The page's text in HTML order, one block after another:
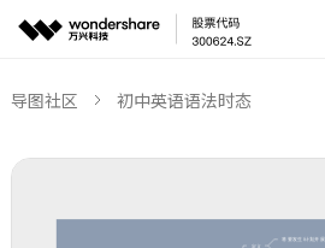
导图社区 初中英语语法时态